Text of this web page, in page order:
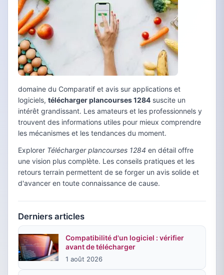
domaine du Comparatif et avis sur applications et
logiciels, télécharger plancourses 1284 suscite un
intérêt grandissant. Les amateurs et les professionnels y
trouvent des informations utiles pour mieux comprendre
les mécanismes et les tendances du moment.
Explorer Télécharger plancourses 1284 en détail offre
une vision plus complète. Les conseils pratiques et les
retours terrain permettent de se forger un avis solide et
d'avancer en toute connaissance de cause.
Derniers articles
Compatibilité d'un logiciel : vérifier
avant de télécharger
1 août 2026